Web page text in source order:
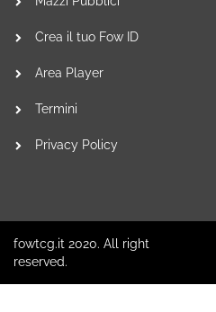
Crea il tuo Fow ID
Area Player
Termini
Privacy Policy
fowtcg.it 2020. All right
reserved.